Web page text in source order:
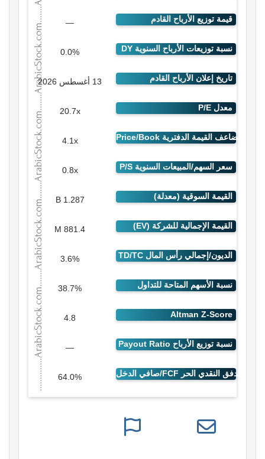
—
0.0%
13 أغسطس 2026
20.7x
4.1x
0.8x
1.287 B
881.4 M
3.6%
38.7%
4.8
—
64.0%